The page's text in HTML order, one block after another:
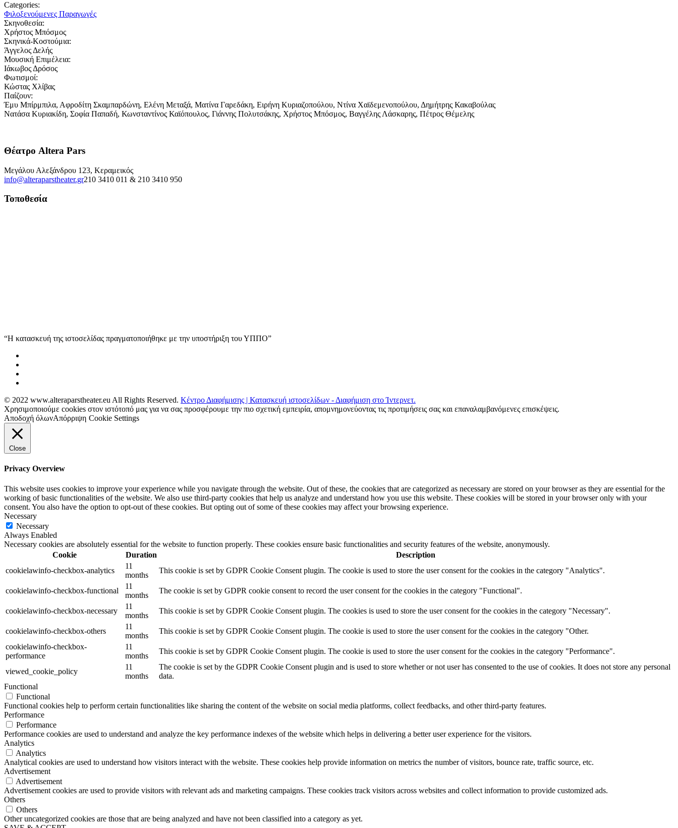
Categories:
Φιλοξενούμενες Παραγωγές
Σκηνοθεσία:
Χρήστος Μπόσμος
Σκηνικά-Κοστούμια:
Άγγελος Δελής
Μουσική Επιμέλεια:
Ιάκωβος Δρόσος
Φωτισμοί:
Κώστας Χλίβας
Παίζουν:
Έμυ Μπίρμπιλα, Αφροδίτη Σκαμπαρδώνη, Ελένη Μεταξά, Ματίνα Γαρεδάκη, Ειρήνη Κυριαζοπούλου, Ντίνα Χαϊδεμενοπούλου, Δημήτρης Κακαβούλας
Νατάσα Κυριακίδη, Σοφία Παπαδή, Κωνσταντίνος Καϊόπουλος, Γιάννης Πολυτσάκης, Χρήστος Μπόσμος, Βαγγέλης Λάσκαρης, Πέτρος Θέμελης
Θέατρο Altera Pars
Μεγάλου Αλεξάνδρου 123, Κεραμεικός
info@alteraparstheater.gr210 3410 011 & 210 3410 950
Τοποθεσία
“Η κατασκευή της ιστοσελίδας πραγματοποιήθηκε με την υποστήριξη του ΥΠΠΟ”
© 2022 www.alteraparstheater.eu All Rights Reserved. Κέντρο Διαφήμισης | Κατασκευή ιστοσελίδων - Διαφήμιση στο Ίντερνετ.
Χρησιμοποιούμε cookies στον ιστότοπό μας για να σας προσφέρουμε την πιο σχετική εμπειρία, απομνημονεύοντας τις προτιμήσεις σας και επαναλαμβανόμενες επισκέψεις.
Αποδοχή όλωνΑπόρριψη Cookie Settings
Close
Privacy Overview
This website uses cookies to improve your experience while you navigate through the website. Out of these, the cookies that are categorized as necessary are stored on your browser as they are essential for the
working of basic functionalities of the website. We also use third-party cookies that help us analyze and understand how you use this website. These cookies will be stored in your browser only with your
consent. You also have the option to opt-out of these cookies. But opting out of some of these cookies may affect your browsing experience.
Necessary
Necessary
Always Enabled
Necessary cookies are absolutely essential for the website to function properly. These cookies ensure basic functionalities and security features of the website, anonymously.
Cookie
Duration
Description
cookielawinfo-checkbox-analytics
11
months
This cookie is set by GDPR Cookie Consent plugin. The cookie is used to store the user consent for the cookies in the category "Analytics".
cookielawinfo-checkbox-functional
11
months
The cookie is set by GDPR cookie consent to record the user consent for the cookies in the category "Functional".
cookielawinfo-checkbox-necessary
11
months
This cookie is set by GDPR Cookie Consent plugin. The cookies is used to store the user consent for the cookies in the category "Necessary".
cookielawinfo-checkbox-others
11
months
This cookie is set by GDPR Cookie Consent plugin. The cookie is used to store the user consent for the cookies in the category "Other.
cookielawinfo-checkbox-
performance
11
months
This cookie is set by GDPR Cookie Consent plugin. The cookie is used to store the user consent for the cookies in the category "Performance".
viewed_cookie_policy
11
months
The cookie is set by the GDPR Cookie Consent plugin and is used to store whether or not user has consented to the use of cookies. It does not store any personal
data.
Functional
Functional
Functional cookies help to perform certain functionalities like sharing the content of the website on social media platforms, collect feedbacks, and other third-party features.
Performance
Performance
Performance cookies are used to understand and analyze the key performance indexes of the website which helps in delivering a better user experience for the visitors.
Analytics
Analytics
Analytical cookies are used to understand how visitors interact with the website. These cookies help provide information on metrics the number of visitors, bounce rate, traffic source, etc.
Advertisement
Advertisement
Advertisement cookies are used to provide visitors with relevant ads and marketing campaigns. These cookies track visitors across websites and collect information to provide customized ads.
Others
Others
Other uncategorized cookies are those that are being analyzed and have not been classified into a category as yet.